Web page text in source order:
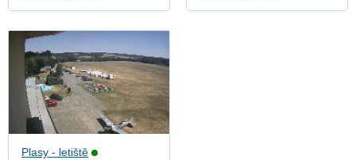
Plasy - letiště